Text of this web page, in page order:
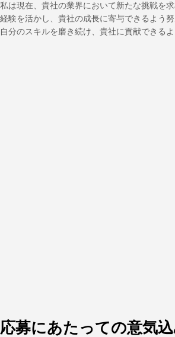
私は現在、貴社の業界において新たな挑戦を
経験を活かし、貴社の成長に寄与できるよう
自分のスキルを磨き続け、貴社に貢献できるよ
応募にあたっての意気